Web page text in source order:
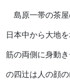
島原一帯の茶
日本中から大地
筋の両側に身動
の四辻は人の顔